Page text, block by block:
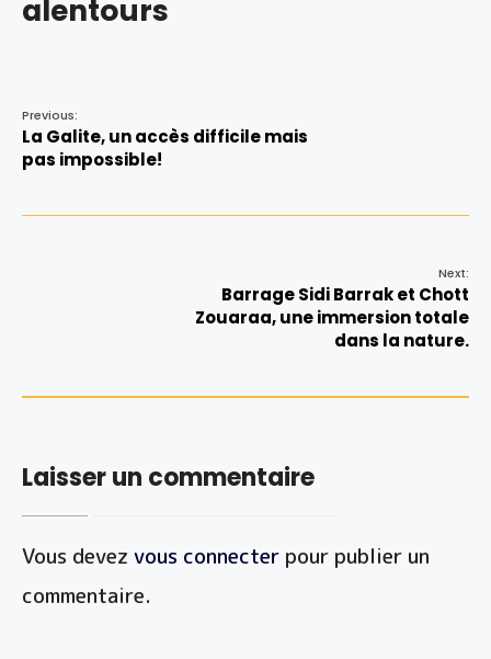
alentours
Previous:
La Galite, un accès difficile mais
pas impossible!
Next:
Barrage Sidi Barrak et Chott
Zouaraa, une immersion totale
dans la nature.
Laisser un commentaire
Vous devez vous connecter pour publier un
commentaire.